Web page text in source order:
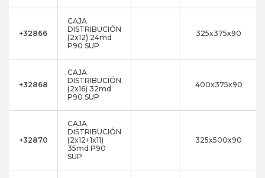
+32866
CAJA
DISTRIBUCIÓN
(2x12) 24md
P90 SUP
325x375x90
+32868
CAJA
DISTRIBUCIÓN
(2x16) 32md
P90 SUP
400x375x90
+32870
CAJA
DISTRIBUCIÓN
(2x12+1x11)
35md P90
SUP
325x500x90